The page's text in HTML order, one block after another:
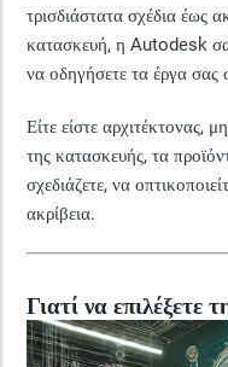
τρισδιάστατα σχέδια έως
κατασκευή, η Autodesk
να οδηγήσετε τα έργα σας
Είτε είστε αρχιτέκτονας,
της κατασκευής, τα
σχεδιάζετε, να
ακρίβεια.
Γιατί να επιλέξετε